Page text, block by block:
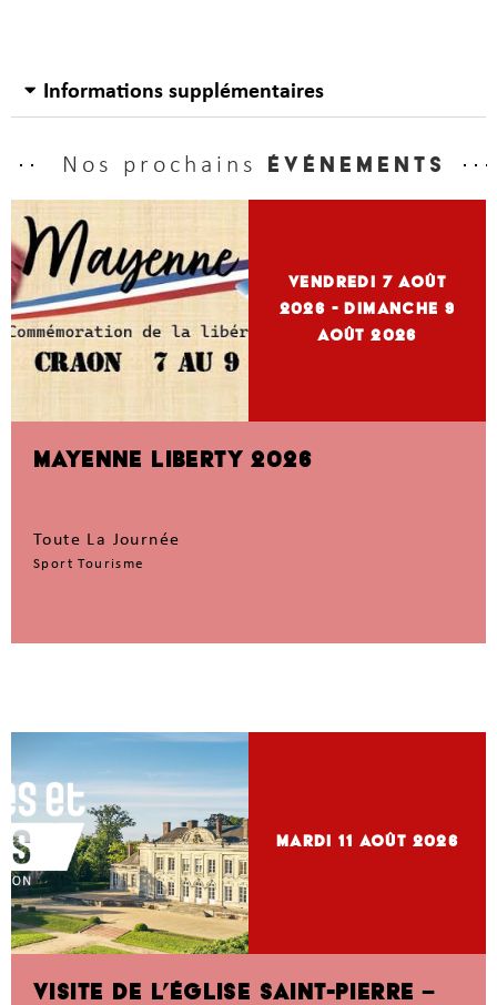
Informations supplémentaires
Nos prochains événements
vendredi 7Août
2026 - dimanche 9
Août 2026
MAYENNE LIBERTY 2026
Toute La Journée
Sport Tourisme
mardi 11 Août 2026
VISITE DE L’ÉGLISE SAINT-PIERRE –